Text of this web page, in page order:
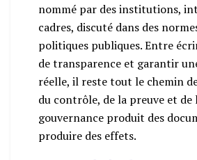
nommé par des institutions,
cadres, discuté dans des
politiques publiques. Entre
de transparence et garantir
réelle, il reste tout le chemin
du contrôle, de la preuve et de
gouvernance produit des
produire des effets.